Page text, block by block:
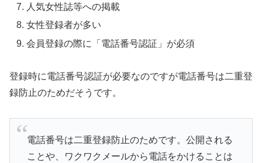
人気女性誌等への掲載
女性登録者が多い
会員登録の際に「電話番号認証」が必須
登録時に電話番号認証が必要なのですが電話番号は二重登
録防止のためだそうです。
電話番号は二重登録防止のためです。公開される
ことや、ワクワクメールから電話をかけることは